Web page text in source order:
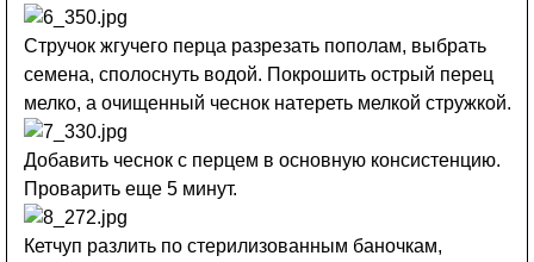
Стручок жгучего перца разрезать пополам, выбрать
семена, сполоснуть водой. Покрошить острый перец
мелко, а очищенный чеснок натереть мелкой стружкой.
Добавить чеснок с перцем в основную консистенцию.
Проварить еще 5 минут.
Кетчуп разлить по стерилизованным баночкам,